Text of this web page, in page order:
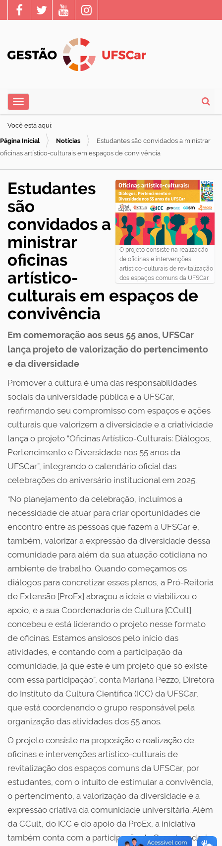
Busca
e
g
Toggle navigation
Você está aqui:
Página Inicial Notícias
Estudantes são convidados a ministrar
oficinas artístico-culturais em espaços de convivência
O projeto consiste na realização
de oficinas e intervenções
artístico-culturais de revitalização
dos espaços comuns da UFSCar
Estudantes
são
convidados a
ministrar
oficinas
artístico-
culturais em espaços de
convivência
Em comemoração aos seus 55 anos, UFSCar
lança projeto de valorização do pertencimento
e da diversidade
Promover a cultura é uma das responsabilidades
sociais da universidade pública e a UFSCar,
reafirmando seu compromisso com espaços e ações
culturais que valorizem a diversidade e a criatividade
lança o projeto “Oficinas Artístico-Culturais: Diálogos,
Pertencimento e Diversidade nos 55 anos da
UFSCar”, integrando o calendário oficial das
celebrações do aniversário institucional em 2025.
“No planejamento da celebração, incluímos a
necessidade de atuar para criar oportunidades de
encontro entre as pessoas que fazem a UFSCar e,
também, valorizar a expressão da diversidade dessa
comunidade para além da sua atuação cotidiana no
ambiente de trabalho. Quando começamos os
diálogos para concretizar esses planos, a Pró-Reitoria
de Extensão [ProEx] abraçou a ideia e viabilizou o
apoio, e a sua Coordenadoria de Cultura [CCult]
concebeu e está liderando o projeto nesse formato
de oficinas. Estamos ansiosos pelo início das
atividades, e contando com a participação da
comunidade, já que este é um projeto que só existe
com essa participação”, conta Mariana Pezzo, Diretora
do Instituto da Cultura Científica (ICC) da UFSCar,
que está coordenando o grupo responsável pela
organização das atividades dos 55 anos.
O projeto consiste na proposição e realização de
oficinas e intervenções artístico-culturais de
revitalização dos espaços comuns da UFSCar, por
estudantes, com o intuito de estimular a convivência,
o pertencimento, a valorização da diversidade e a
expressão criativa da comunidade universitária. Além
da CCult, do ICC e do apoio da ProEx, a iniciativa
também conta com a participação da Coordenadoria